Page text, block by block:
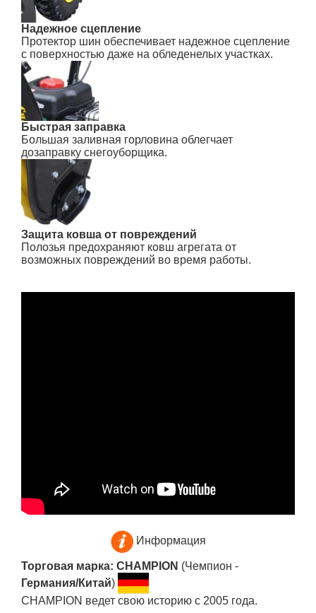
Надежное сцепление
Протектор шин обеспечивает надежное сцепление
с поверхностью даже на обледенелых участках.
Быстрая заправка
Большая заливная горловина облегчает
дозаправку снегоуборщика.
Защита ковша от повреждений
Полозья предохраняют ковш агрегата от
возможных повреждений во время работы.
Информация
Торговая марка: CHAMPION (Чемпион -
Германия/Китай)
CHAMPION ведет свою историю с 2005 года.